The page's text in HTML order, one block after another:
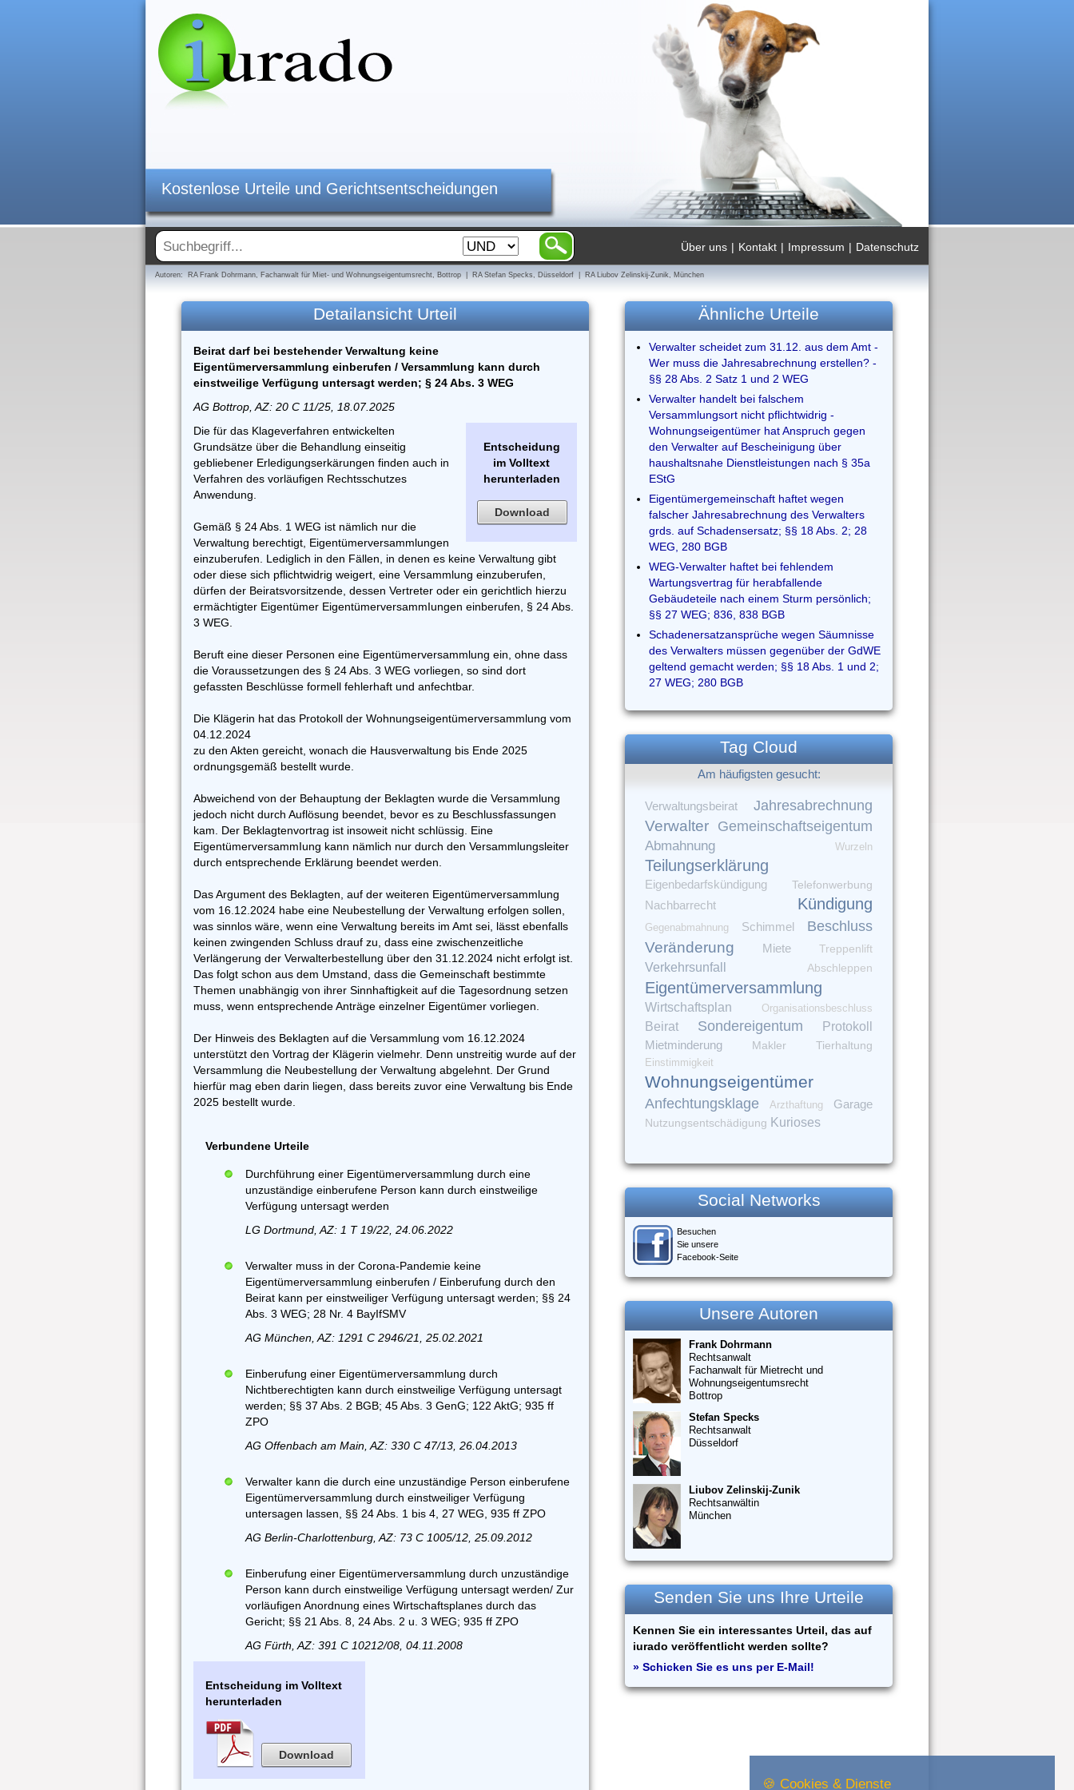
Kostenlose Urteile und Gerichtsentscheidungen
Datenschutz
|
Impressum
|
Kontakt
|
Über uns
Autoren: RA Frank Dohrmann, Fachanwalt für Miet- und Wohnungseigentumsrecht, Bottrop | RA Stefan Specks, Düsseldorf | RA Liubov Zelinskij-Zunik, München
Detailansicht Urteil
Beirat darf bei bestehender Verwaltung keine
Eigentümerversammlung einberufen / Versammlung kann durch
einstweilige Verfügung untersagt werden; § 24 Abs. 3 WEG
AG Bottrop, AZ: 20 C 11/25, 18.07.2025
Entscheidung
im Volltext
herunterladen
Download
Die für das Klageverfahren entwickelten
Grundsätze über die Behandlung einseitig
gebliebener Erledigungserkärungen finden auch in
Verfahren des vorläufigen Rechtsschutzes
Anwendung.
Gemäß § 24 Abs. 1 WEG ist nämlich nur die
Verwaltung berechtigt, Eigentümerversammlungen
einzuberufen. Lediglich in den Fällen, in denen es keine Verwaltung gibt
oder diese sich pflichtwidrig weigert, eine Versammlung einzuberufen,
dürfen der Beiratsvorsitzende, dessen Vertreter oder ein gerichtlich hierzu
ermächtigter Eigentümer EigentümerversammIungen einberufen, § 24 Abs.
3 WEG.
Beruft eine dieser Personen eine Eigentümerversammlung ein, ohne dass
die Voraussetzungen des § 24 Abs. 3 WEG vorliegen, so sind dort
gefassten Beschlüsse formell fehlerhaft und anfechtbar.
Die Klägerin hat das Protokoll der Wohnungseigentümerversammlung vom
04.12.2024
zu den Akten gereicht, wonach die Hausverwaltung bis Ende 2025
ordnungsgemäß bestellt wurde.
Abweichend von der Behauptung der Beklagten wurde die Versammlung
jedoch nicht durch Auflösung beendet, bevor es zu Beschlussfassungen
kam. Der Beklagtenvortrag ist insoweit nicht schlüssig. Eine
EigentümerversammIung kann nämlich nur durch den Versammlungsleiter
durch entsprechende Erklärung beendet werden.
Das Argument des Beklagten, auf der weiteren Eigentümerversammlung
vom 16.12.2024 habe eine Neubestellung der Verwaltung erfolgen sollen,
was sinnlos wäre, wenn eine Verwaltung bereits im Amt sei, lässt ebenfalls
keinen zwingenden Schluss drauf zu, dass eine zwischenzeitliche
Verlängerung der Verwalterbestellung über den 31.12.2024 nicht erfolgt ist.
Das folgt schon aus dem Umstand, dass die Gemeinschaft bestimmte
Themen unabhängig von ihrer Sinnhaftigkeit auf die Tagesordnung setzen
muss, wenn entsprechende Anträge einzelner Eigentümer vorliegen.
Der Hinweis des Beklagten auf die Versammlung vom 16.12.2024
unterstützt den Vortrag der Klägerin vielmehr. Denn unstreitig wurde auf der
Versammlung die Neubestellung der Verwaltung abgelehnt. Der Grund
hierfür mag eben darin liegen, dass bereits zuvor eine Verwaltung bis Ende
2025 bestellt wurde.
Verbundene Urteile
Durchführung einer Eigentümerversammlung durch eine
unzuständige einberufene Person kann durch einstweilige
Verfügung untersagt werden
LG Dortmund, AZ: 1 T 19/22, 24.06.2022
Verwalter muss in der Corona-Pandemie keine
Eigentümerversammlung einberufen / Einberufung durch den
Beirat kann per einstweiliger Verfügung untersagt werden; §§ 24
Abs. 3 WEG; 28 Nr. 4 BayIfSMV
AG München, AZ: 1291 C 2946/21, 25.02.2021
Einberufung einer Eigentümerversammlung durch
Nichtberechtigten kann durch einstweilige Verfügung untersagt
werden; §§ 37 Abs. 2 BGB; 45 Abs. 3 GenG; 122 AktG; 935 ff
ZPO
AG Offenbach am Main, AZ: 330 C 47/13, 26.04.2013
Verwalter kann die durch eine unzuständige Person einberufene
Eigentümerversammlung durch einstweiliger Verfügung
untersagen lassen, §§ 24 Abs. 1 bis 4, 27 WEG, 935 ff ZPO
AG Berlin-Charlottenburg, AZ: 73 C 1005/12, 25.09.2012
Einberufung einer Eigentümerversammlung durch unzuständige
Person kann durch einstweilige Verfügung untersagt werden/ Zur
vorläufigen Anordnung eines Wirtschaftsplanes durch das
Gericht; §§ 21 Abs. 8, 24 Abs. 2 u. 3 WEG; 935 ff ZPO
AG Fürth, AZ: 391 C 10212/08, 04.11.2008
Entscheidung im Volltext
herunterladen
Download
Ähnliche Urteile
Verwalter scheidet zum 31.12. aus dem Amt -
Wer muss die Jahresabrechnung erstellen? -
§§ 28 Abs. 2 Satz 1 und 2 WEG
Verwalter handelt bei falschem
Versammlungsort nicht pflichtwidrig -
Wohnungseigentümer hat Anspruch gegen
den Verwalter auf Bescheinigung über
haushaltsnahe Dienstleistungen nach § 35a
EStG
Eigentümergemeinschaft haftet wegen
falscher Jahresabrechnung des Verwalters
grds. auf Schadensersatz; §§ 18 Abs. 2; 28
WEG, 280 BGB
WEG-Verwalter haftet bei fehlendem
Wartungsvertrag für herabfallende
Gebäudeteile nach einem Sturm persönlich;
§§ 27 WEG; 836, 838 BGB
Schadenersatzansprüche wegen Säumnisse
des Verwalters müssen gegenüber der GdWE
geltend gemacht werden; §§ 18 Abs. 1 und 2;
27 WEG; 280 BGB
Tag Cloud
Am häufigsten gesucht:
Verwaltungsbeirat Jahresabrechnung
Verwalter Gemeinschaftseigentum
Abmahnung Wurzeln
Teilungserklärung
Eigenbedarfskündigung
Telefonwerbung
Nachbarrecht
Kündigung
Gegenabmahnung Schimmel
Beschluss
Veränderung
Miete Treppenlift
Verkehrsunfall Abschleppen
Eigentümerversammlung
Wirtschaftsplan Organisationsbeschluss
Beirat Sondereigentum
Protokoll
Mietminderung
Makler Tierhaltung
Einstimmigkeit
Wohnungseigentümer
Anfechtungsklage Arzthaftung Garage
Nutzungsentschädigung Kurioses
Social Networks
Besuchen
Sie unsere
Facebook-Seite
Unsere Autoren
Frank Dohrmann
Rechtsanwalt
Fachanwalt für Mietrecht und
Wohnungseigentumsrecht
Bottrop
Stefan Specks
Rechtsanwalt
Düsseldorf
Liubov Zelinskij-Zunik
Rechtsanwältin
München
Senden Sie uns Ihre Urteile
Kennen Sie ein interessantes Urteil, das auf
iurado veröffentlicht werden sollte?
» Schicken Sie es uns per E-Mail!
🍪 Cookies & Dienste